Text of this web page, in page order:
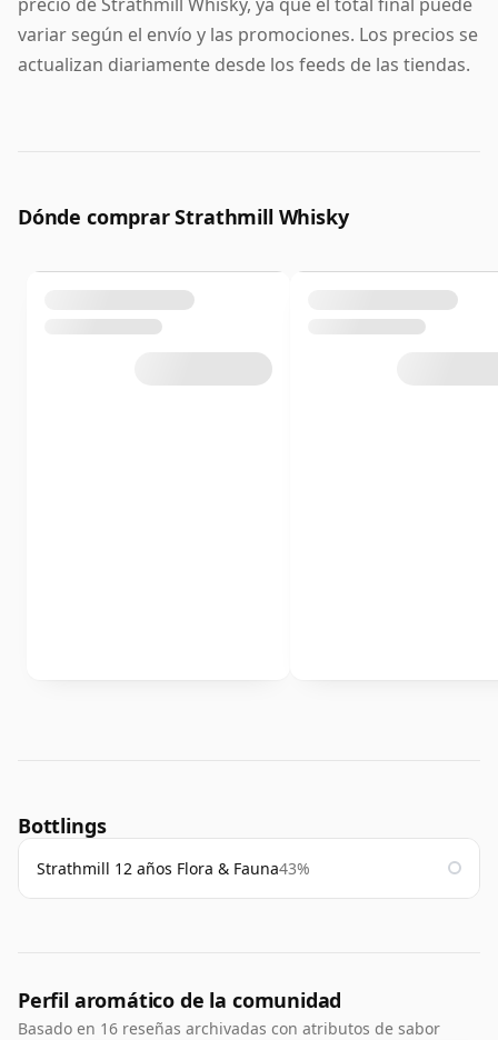
variar según el envío y las promociones. Los precios se
actualizan diariamente desde los feeds de las tiendas.
Dónde comprar Strathmill Whisky
Bottlings
Strathmill 12 años Flora & Fauna43%
Perfil aromático de la comunidad
Basado en 16 reseñas archivadas con atributos de sabor